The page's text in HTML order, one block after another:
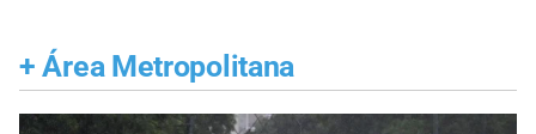
+ Área Metropolitana